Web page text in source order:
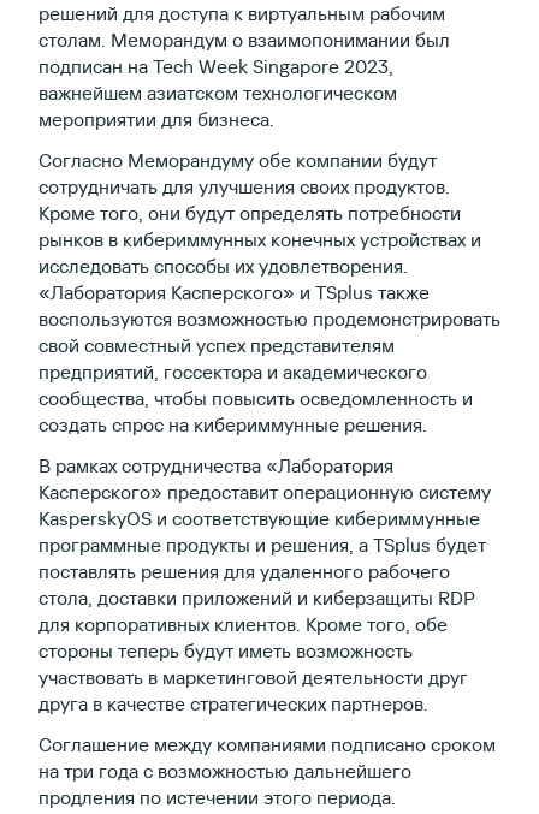
решений для доступа к виртуальным рабочим
столам. Меморандум о взаимопонимании был
подписан на Tech Week Singapore 2023,
важнейшем азиатском технологическом
мероприятии для бизнеса.
Согласно Меморандуму обе компании будут
сотрудничать для улучшения своих продуктов.
Кроме того, они будут определять потребности
рынков в кибериммунных конечных устройствах и
исследовать способы их удовлетворения.
«Лаборатория Касперского» и TSplus также
воспользуются возможностью продемонстрировать
свой совместный успех представителям
предприятий, госсектора и академического
сообщества, чтобы повысить осведомленность и
создать спрос на кибериммунные решения.
В рамках сотрудничества «Лаборатория
Касперского» предоставит операционную систему
KasperskyOS и соответствующие кибериммунные
программные продукты и решения, а TSplus будет
поставлять решения для удаленного рабочего
стола, доставки приложений и киберзащиты RDP
для корпоративных клиентов. Кроме того, обе
стороны теперь будут иметь возможность
участвовать в маркетинговой деятельности друг
друга в качестве стратегических партнеров.
Соглашение между компаниями подписано сроком
на три года с возможностью дальнейшего
продления по истечении этого периода.